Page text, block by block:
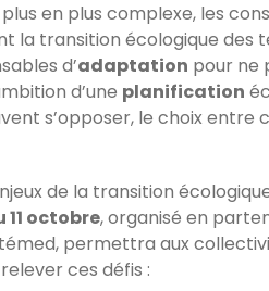
en plus complexe, les
la transition écologique des
d’adaptation pour ne
d’une planification
s’opposer, le choix entre
de la transition
octobre, organisé en
permettra aux
ces défis :